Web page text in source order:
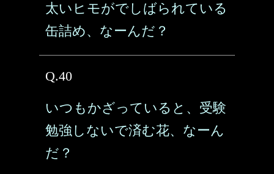
太いヒモがでしばられている
缶詰め、なーんだ？
Q.40
いつもかざっていると、受験
勉強しないで済む花、なーん
だ？